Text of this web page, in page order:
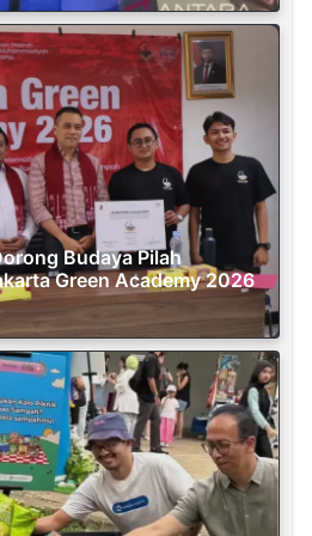
Budaya Pilah
Green Academy 2026